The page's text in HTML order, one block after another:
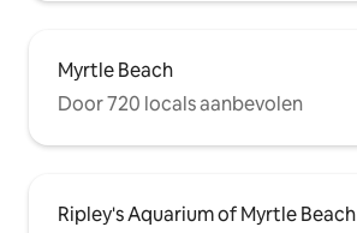
Myrtle Beach
Door 720 locals aanbevolen
Ripley's Aquarium of Myrtle Beach